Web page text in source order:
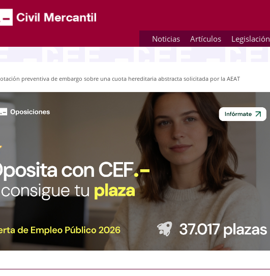
Noticias Artículos Legislación
aquí
preventiva de embargo sobre una cuota hereditaria abstracta solicitada por la AEAT